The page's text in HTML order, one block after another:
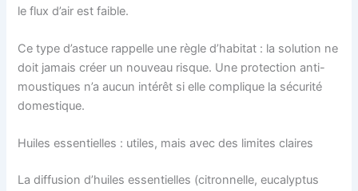
le flux d’air est faible.
Ce type d’astuce rappelle une règle d’habitat : la solution ne
doit jamais créer un nouveau risque. Une protection anti-
moustiques n’a aucun intérêt si elle complique la sécurité
domestique.
Huiles essentielles : utiles, mais avec des limites claires
La diffusion d’huiles essentielles (citronnelle, eucalyptus